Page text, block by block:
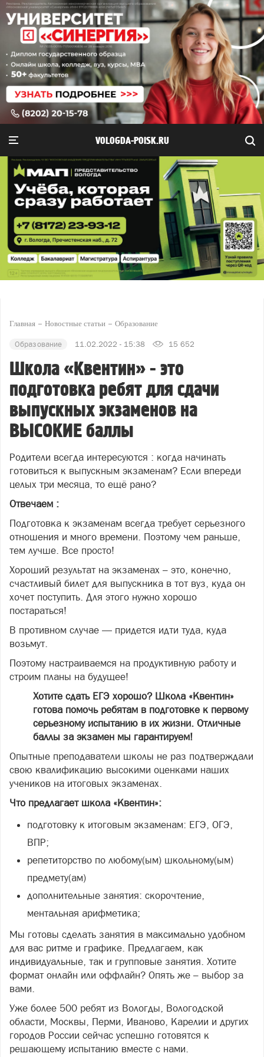
VOLOGDA-POISK.RU
Главная Новостные статьи Образование
Образование 11.02.2022 - 15:38 15 652
Школа «Квентин» - это
подготовка ребят для сдачи
выпускных экзаменов на
ВЫСОКИЕ баллы
Родители всегда интересуются : когда начинать
готовиться к выпускным экзаменам? Если впереди
целых три месяца, то ещё рано?
Отвечаем :
Подготовка к экзаменам всегда требует серьезного
отношения и много времени. Поэтому чем раньше,
тем лучше. Все просто!
Хороший результат на экзаменах – это, конечно,
счастливый билет для выпускника в тот вуз, куда он
хочет поступить. Для этого нужно хорошо
постараться!
В противном случае — придется идти туда, куда
возьмут.
Поэтому настраиваемся на продуктивную работу и
строим планы на будущее!
Хотите сдать ЕГЭ хорошо? Школа «Квентин»
готова помочь ребятам в подготовке к первому
серьезному испытанию в их жизни. Отличные
баллы за экзамен мы гарантируем!
Опытные преподаватели школы не раз подтверждали
свою квалификацию высокими оценками наших
учеников на итоговых экзаменах.
Что предлагает школа «Квентин»:
подготовку к итоговым экзаменам: ЕГЭ, ОГЭ,
ВПР;
репетиторство по любому(ым) школьному(ым)
предмету(ам)
дополнительные занятия: скорочтение,
ментальная арифметика;
Мы готовы сделать занятия в максимально удобном
для вас ритме и графике. Предлагаем, как
индивидуальные, так и групповые занятия. Хотите
формат онлайн или оффлайн? Опять же – выбор за
вами.
Уже более 500 ребят из Вологды, Вологодской
области, Москвы, Перми, Иваново, Карелии и других
городов России сейчас успешно готовятся к
решающему испытанию вместе с нами.